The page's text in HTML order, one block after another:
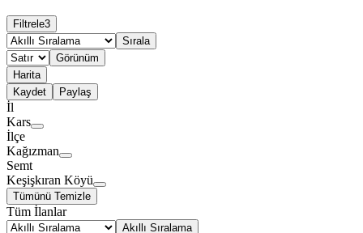
Filtrele3
Sırala
Görünüm
Harita
Kaydet
Paylaş
İl
Kars
İlçe
Kağızman
Semt
Keşişkıran Köyü
Tümünü Temizle
Tüm İlanlar
Akıllı Sıralama